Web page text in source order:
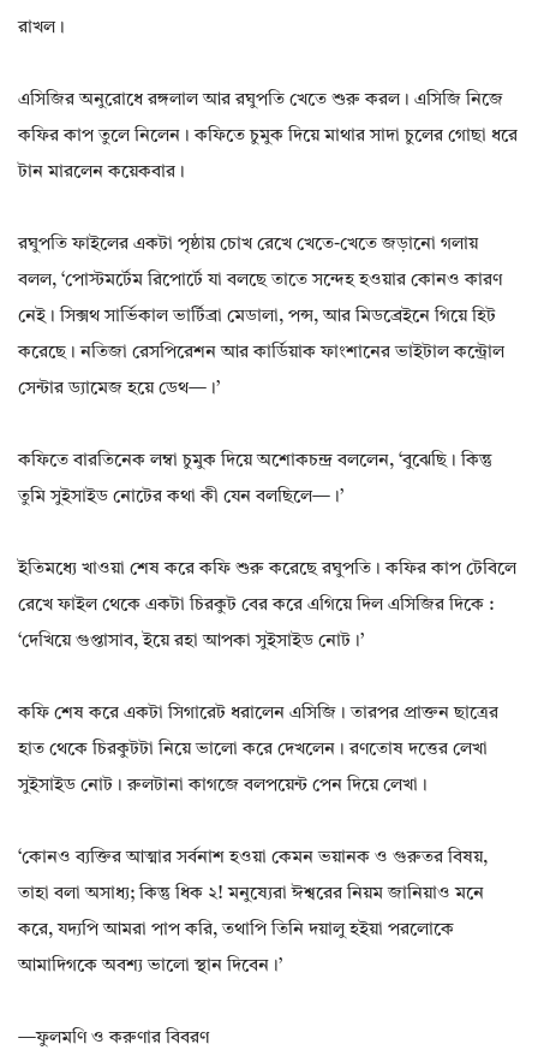
রাখল।
এসিজির অনুরোধে রঙ্গলাল আর রঘুপতি খেতে শুরু করল। এসিজি নিজে
কফির কাপ তুলে নিলেন। কফিতে চুমুক দিয়ে মাথার সাদা চুলের গোছা ধরে
টান মারলেন কয়েকবার।
রঘুপতি ফাইলের একটা পৃষ্ঠায় চোখ রেখে খেতে-খেতে জড়ানো গলায়
বলল, ‘পোস্টমর্টেম রিপোর্টে যা বলছে তাতে সন্দেহ হওয়ার কোনও কারণ
নেই। সিক্সথ সার্ভিকাল ভার্টিব্রা মেডালা, পন্স, আর মিডব্রেইনে গিয়ে হিট
করেছে। নতিজা রেসপিরেশন আর কার্ডিয়াক ফাংশানের ভাইটাল কন্ট্রোল
সেন্টার ড্যামেজ হয়ে ডেথ—।’
কফিতে বারতিনেক লম্বা চুমুক দিয়ে অশোকচন্দ্র বললেন, ‘বুঝেছি। কিন্তু
তুমি সুইসাইড নোটের কথা কী যেন বলছিলে—।’
ইতিমধ্যে খাওয়া শেষ করে কফি শুরু করেছে রঘুপতি। কফির কাপ টেবিলে
রেখে ফাইল থেকে একটা চিরকুট বের করে এগিয়ে দিল এসিজির দিকে :
‘দেখিয়ে গুপ্তাসাব, ইয়ে রহা আপকা সুইসাইড নোট।’
কফি শেষ করে একটা সিগারেট ধরালেন এসিজি। তারপর প্রাক্তন ছাত্রের
হাত থেকে চিরকুটটা নিয়ে ভালো করে দেখলেন। রণতোষ দত্তের লেখা
সুইসাইড নোট। রুলটানা কাগজে বলপয়েন্ট পেন দিয়ে লেখা।
‘কোনও ব্যক্তির আত্মার সর্বনাশ হওয়া কেমন ভয়ানক ও গুরুতর বিষয়,
তাহা বলা অসাধ্য; কিন্তু ধিক ২! মনুষ্যেরা ঈশ্বরের নিয়ম জানিয়াও মনে
করে, যদ্যপি আমরা পাপ করি, তথাপি তিনি দয়ালু হইয়া পরলোকে
আমাদিগকে অবশ্য ভালো স্থান দিবেন।’
—ফুলমণি ও করুণার বিবরণ